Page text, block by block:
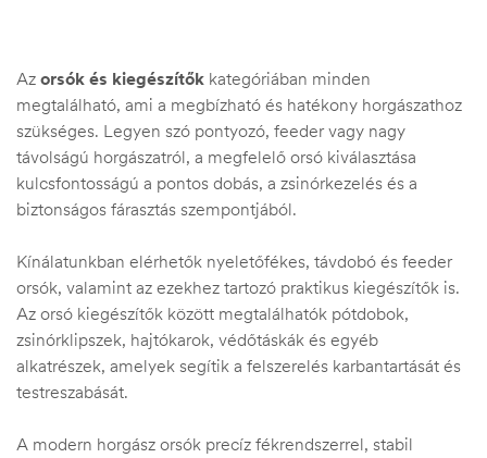
Az orsók és kiegészítők kategóriában minden
megtalálható, ami a megbízható és hatékony horgászathoz
szükséges. Legyen szó pontyozó, feeder vagy nagy
távolságú horgászatról, a megfelelő orsó kiválasztása
kulcsfontosságú a pontos dobás, a zsinórkezelés és a
biztonságos fárasztás szempontjából.
Kínálatunkban elérhetők nyeletőfékes, távdobó és feeder
orsók, valamint az ezekhez tartozó praktikus kiegészítők is.
Az orsó kiegészítők között megtalálhatók pótdobok,
zsinórklipszek, hajtókarok, védőtáskák és egyéb
alkatrészek, amelyek segítik a felszerelés karbantartását és
testreszabását.
A modern horgász orsók precíz fékrendszerrel, stabil